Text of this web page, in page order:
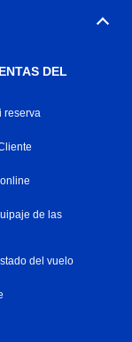
DEL
reserva
de las
del vuelo